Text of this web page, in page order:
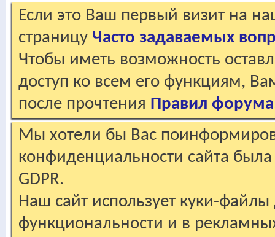
Если это Ваш первый визит на
страницу Часто задаваемых
Чтобы иметь возможность
доступ ко всем его функциям,
после прочтения Правил форума
Мы хотели бы Вас
конфиденциальности сайта
GDPR.
Наш сайт использует куки-файлы
функциональности и в